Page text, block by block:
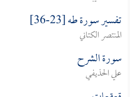
تفسير سورة طه [23-36]
المنتصر الكتاني
سورة الشرح
علي الحذيفي